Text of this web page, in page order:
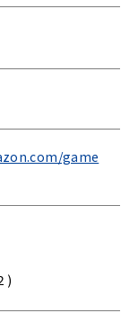
game
)